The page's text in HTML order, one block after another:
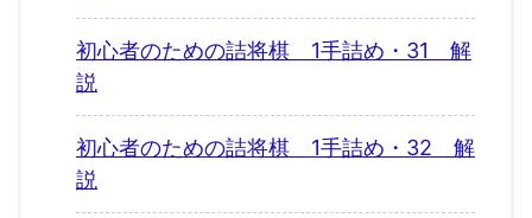
初心者のための詰将棋 1手詰め・31 解
説
初心者のための詰将棋 1手詰め・32 解
説